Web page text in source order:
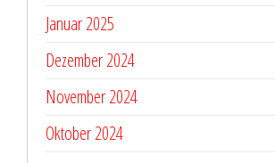
Januar 2025
Dezember 2024
November 2024
Oktober 2024